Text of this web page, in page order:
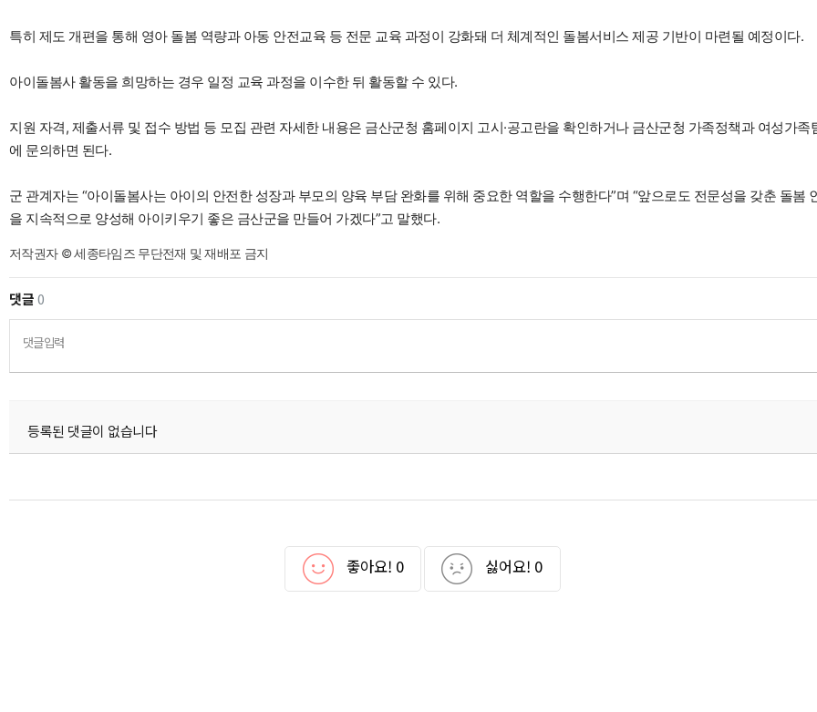
특히 제도 개편을 통해 영아 돌봄 역량과 아동 안전교육 등 전문 교육 과정이 강화돼 더 체계적인 돌봄서비스 제공 기반이 마련될 예정이다.
아이돌봄사 활동을 희망하는 경우 일정 교육 과정을 이수한 뒤 활동할 수 있다.
지원 자격, 제출서류 및 접수 방법 등 모집 관련 자세한 내용은 금산군청 홈페이지 고시·공고란을 확인하거나 금산군청 가족정책과 여성가족
에 문의하면 된다.
군 관계자는 “아이돌봄사는 아이의 안전한 성장과 부모의 양육 부담 완화를 위해 중요한 역할을 수행한다”며 “앞으로도 전문성을 갖춘 돌봄
을 지속적으로 양성해 아이키우기 좋은 금산군을 만들어 가겠다”고 말했다.
저작권자 © 세종타임즈 무단전재 및 재배포 금지
댓글0
댓글입력
등록된 댓글이 없습니다
좋아요! 0 싫어요! 0